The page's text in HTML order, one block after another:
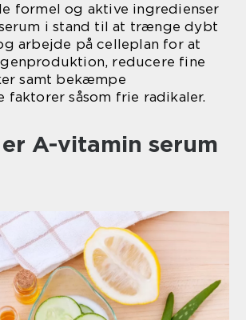
formel og aktive ingredienser
i stand til at trænge dybt
arbejde på celleplan for at
reducere fine
samt bekæmpe
faktorer såsom frie radikaler.
A-vitamin serum